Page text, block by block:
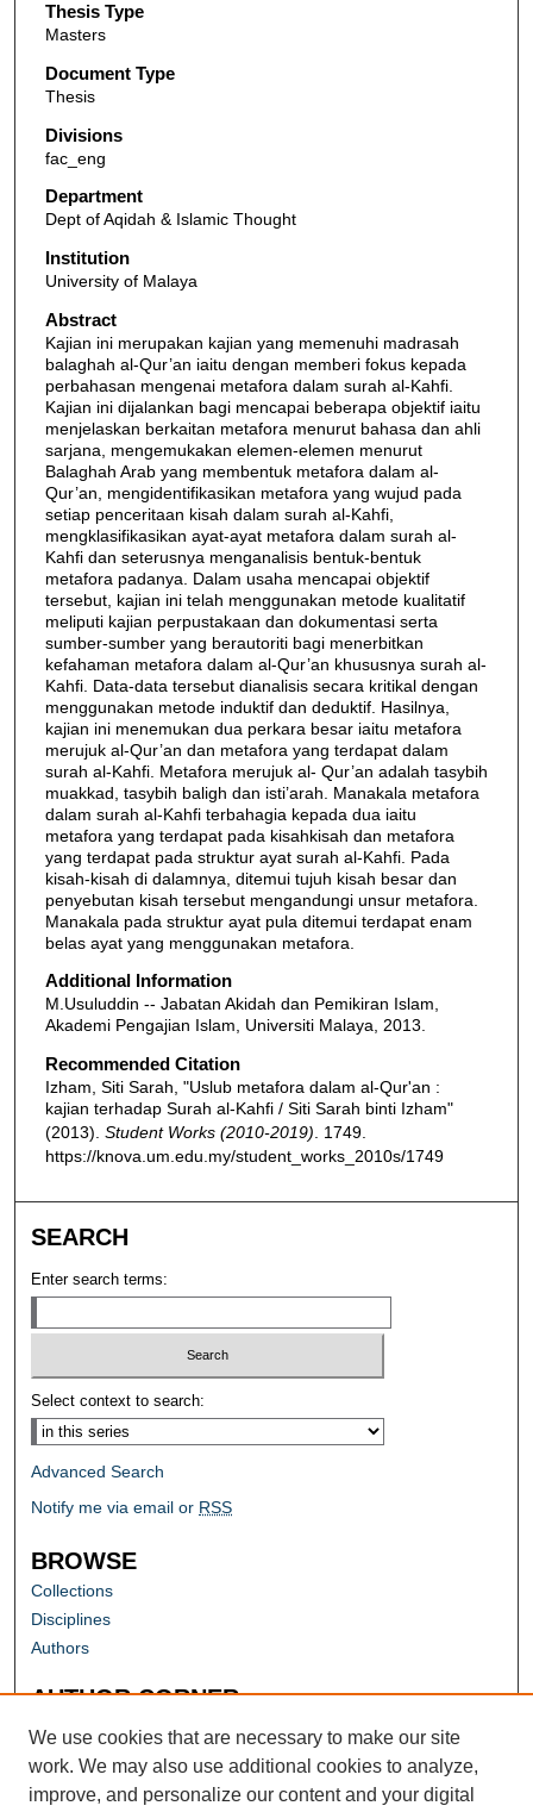
Thesis Type
Masters
Document Type
Thesis
Divisions
fac_eng
Department
Dept of Aqidah & Islamic Thought
Institution
University of Malaya
Abstract
Kajian ini merupakan kajian yang memenuhi madrasah
balaghah al-Qur’an iaitu dengan memberi fokus kepada
perbahasan mengenai metafora dalam surah al-Kahfi.
Kajian ini dijalankan bagi mencapai beberapa objektif iaitu
menjelaskan berkaitan metafora menurut bahasa dan ahli
sarjana, mengemukakan elemen-elemen menurut
Balaghah Arab yang membentuk metafora dalam al-
Qur’an, mengidentifikasikan metafora yang wujud pada
setiap penceritaan kisah dalam surah al-Kahfi,
mengklasifikasikan ayat-ayat metafora dalam surah al-
Kahfi dan seterusnya menganalisis bentuk-bentuk
metafora padanya. Dalam usaha mencapai objektif
tersebut, kajian ini telah menggunakan metode kualitatif
meliputi kajian perpustakaan dan dokumentasi serta
sumber-sumber yang berautoriti bagi menerbitkan
kefahaman metafora dalam al-Qur’an khususnya surah al-
Kahfi. Data-data tersebut dianalisis secara kritikal dengan
menggunakan metode induktif dan deduktif. Hasilnya,
kajian ini menemukan dua perkara besar iaitu metafora
merujuk al-Qur’an dan metafora yang terdapat dalam
surah al-Kahfi. Metafora merujuk al- Qur’an adalah tasybih
muakkad, tasybih baligh dan isti’arah. Manakala metafora
dalam surah al-Kahfi terbahagia kepada dua iaitu
metafora yang terdapat pada kisahkisah dan metafora
yang terdapat pada struktur ayat surah al-Kahfi. Pada
kisah-kisah di dalamnya, ditemui tujuh kisah besar dan
penyebutan kisah tersebut mengandungi unsur metafora.
Manakala pada struktur ayat pula ditemui terdapat enam
belas ayat yang menggunakan metafora.
Additional Information
M.Usuluddin -- Jabatan Akidah dan Pemikiran Islam,
Akademi Pengajian Islam, Universiti Malaya, 2013.
Recommended Citation
Izham, Siti Sarah, "Uslub metafora dalam al-Qur'an :
kajian terhadap Surah al-Kahfi / Siti Sarah binti Izham"
(2013). Student Works (2010-2019) . 1749.
https://knova.um.edu.my/student_works_2010s/1749
SEARCH
Enter search terms:
Select context to search:
Advanced Search
Notify me via email or RSS
BROWSE
Collections
Disciplines
Authors
AUTHOR CORNER
Author FAQ
We use cookies that are necessary to make our site
work. We may also use additional cookies to analyze,
improve, and personalize our content and your digital